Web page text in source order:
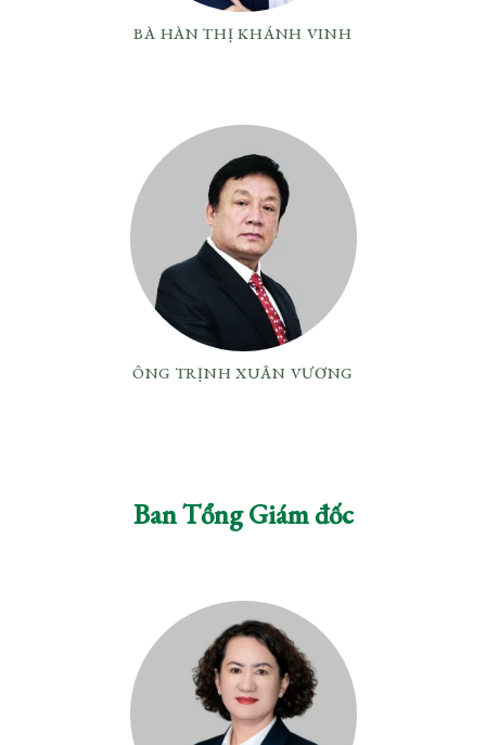
BÀ HÀN THỊ KHÁNH VINH
ÔNG TRỊNH XUÂN VƯƠNG
Ban Tổng Giám đốc